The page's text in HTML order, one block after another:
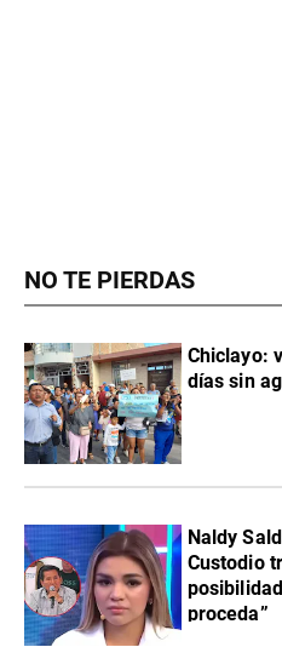
NO TE PIERDAS
Chiclayo:
días sin
Naldy
Custodio
proceda”